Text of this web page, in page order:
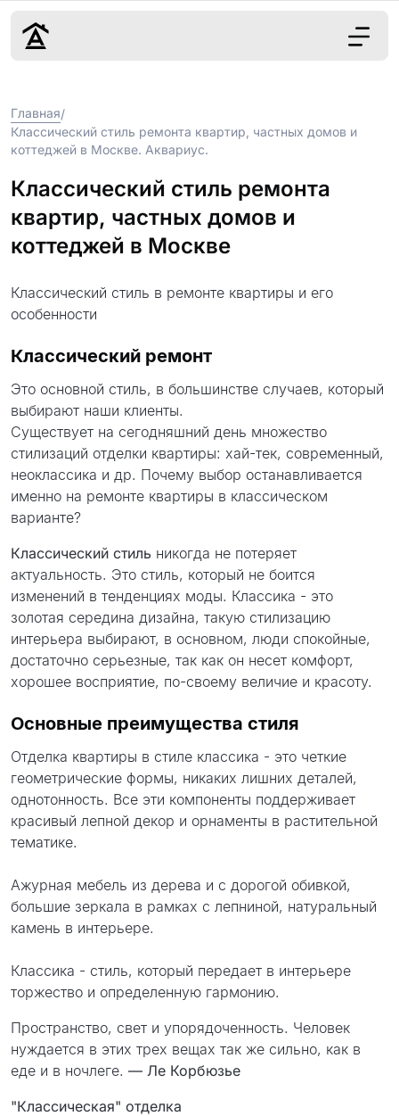
Цены
О нас
Контакты
8 (495) 109-
Обсудить
Главная/
Классический стиль ремонта квартир, частных домов и
коттеджей в Москве. Аквариус.
Классический стиль ремонта
квартир, частных домов и
коттеджей в Москве
Классический стиль в ремонте квартиры и его
особенности
Классический ремонт
Это основной стиль, в большинстве случаев, который
выбирают наши клиенты.
Существует на сегодняшний день множество
стилизаций отделки квартиры: хай-тек, современный,
неоклассика и др. Почему выбор останавливается
именно на ремонте квартиры в классическом
варианте?
Классический стиль никогда не потеряет
актуальность. Это стиль, который не боится
изменений в тенденциях моды. Классика - это
золотая середина дизайна, такую стилизацию
интерьера выбирают, в основном, люди спокойные,
достаточно серьезные, так как он несет комфорт,
хорошее восприятие, по-своему величие и красоту.
Основные преимущества стиля
Отделка квартиры в стиле классика - это четкие
геометрические формы, никаких лишних деталей,
однотонность. Все эти компоненты поддерживает
красивый лепной декор и орнаменты в растительной
тематике.
Ажурная мебель из дерева и с дорогой обивкой,
большие зеркала в рамках с лепниной, натуральный
камень в интерьере.
Классика - стиль, который передает в интерьере
торжество и определенную гармонию.
Пространство, свет и упорядоченность. Человек
нуждается в этих трех вещах так же сильно, как в
еде и в ночлеге. — Ле Корбюзье
"Классическая" отделка